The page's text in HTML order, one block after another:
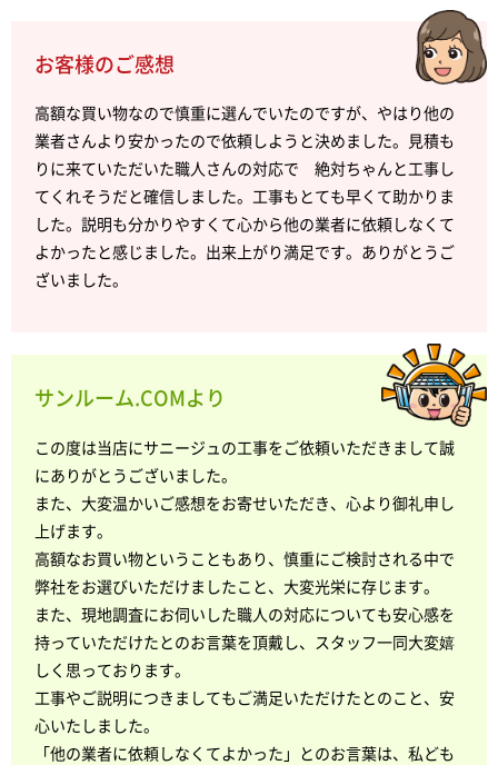
お客様のご感想
高額な買い物なので慎重に選んでいたのですが、やはり他の
業者さんより安かったので依頼しようと決めました。見積も
りに来ていただいた職人さんの対応で 絶対ちゃんと工事し
てくれそうだと確信しました。工事もとても早くて助かりま
した。説明も分かりやすくて心から他の業者に依頼しなくて
よかったと感じました。出来上がり満足です。ありがとうご
ざいました。
サンルーム.COMより
この度は当店にサニージュの工事をご依頼いただきまして誠
にありがとうございました。
また、大変温かいご感想をお寄せいただき、心より御礼申し
上げます。
高額なお買い物ということもあり、慎重にご検討される中で
弊社をお選びいただけましたこと、大変光栄に存じます。
また、現地調査にお伺いした職人の対応についても安心感を
持っていただけたとのお言葉を頂戴し、スタッフ一同大変嬉
しく思っております。
工事やご説明につきましてもご満足いただけたとのこと、安
心いたしました。
「他の業者に依頼しなくてよかった」とのお言葉は、私ども